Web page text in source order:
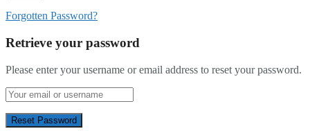
Forgotten Password?
Retrieve your password
Please enter your username or email address to reset your password.